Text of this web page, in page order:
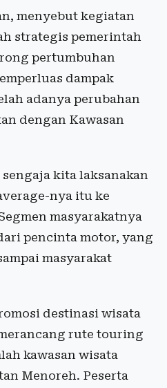
menyebut kegiatan
strategis pemerintah
pertumbuhan
dampak
adanya perubahan
dengan Kawasan
kita laksanakan
nya itu ke
masyarakatnya
pencinta motor, yang
masyarakat
destinasi wisata
rute touring
kawasan wisata
Menoreh. Peserta